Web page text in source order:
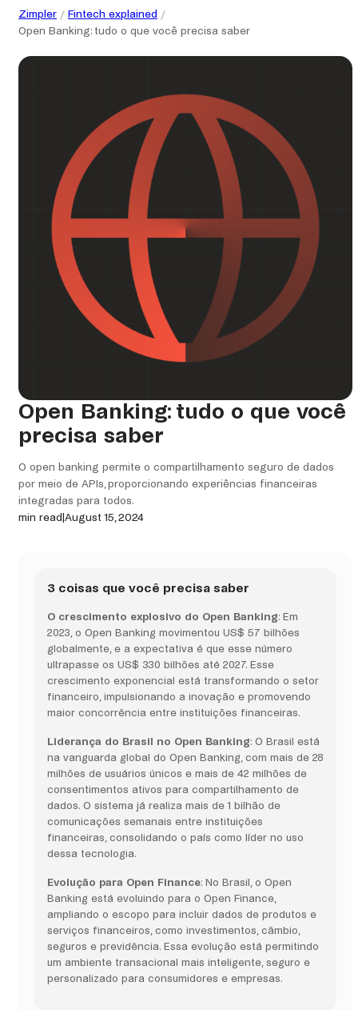
Zimpler
Fintech explained
Open Banking: tudo o que você precisa saber
Open Banking: tudo o que você
precisa saber
O open banking permite o compartilhamento seguro de dados
por meio de APIs, proporcionando experiências financeiras
integradas para todos.
min read August 15, 2024
3 coisas que você precisa saber
O crescimento explosivo do Open Banking: Em
2023, o Open Banking movimentou US$ 57 bilhões
globalmente, e a expectativa é que esse número
ultrapasse os US$ 330 bilhões até 2027. Esse
crescimento exponencial está transformando o setor
financeiro, impulsionando a inovação e promovendo
maior concorrência entre instituições financeiras.
Liderança do Brasil no Open Banking: O Brasil está
na vanguarda global do Open Banking, com mais de 28
milhões de usuários únicos e mais de 42 milhões de
consentimentos ativos para compartilhamento de
dados. O sistema já realiza mais de 1 bilhão de
comunicações semanais entre instituições
financeiras, consolidando o país como líder no uso
dessa tecnologia.
Evolução para Open Finance: No Brasil, o Open
Banking está evoluindo para o Open Finance,
ampliando o escopo para incluir dados de produtos e
serviços financeiros, como investimentos, câmbio,
seguros e previdência. Essa evolução está permitindo
um ambiente transacional mais inteligente, seguro e
personalizado para consumidores e empresas.